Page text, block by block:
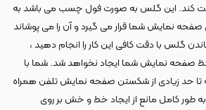
کند. این گلس به صورت فول چسب می باشد به
نمایش شما قرار می گیرد و آن را می پوشاند
گلس با دقت کافی این کار را انجام دهید ،
صفحه نمایش شما ایجاد نخواهد شد. شما با
حد زیادی از شکستن صفحه نمایش تلفن همراه
طور کامل مانع از ایجاد خط و خش بر روی